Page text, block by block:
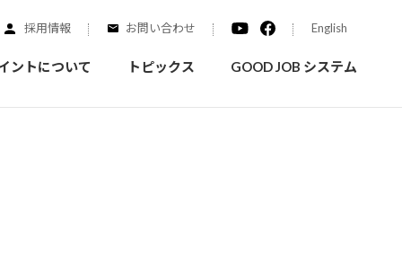
採用情報 お問い合わせ English
ントについて トピックス GOOD JOB システム